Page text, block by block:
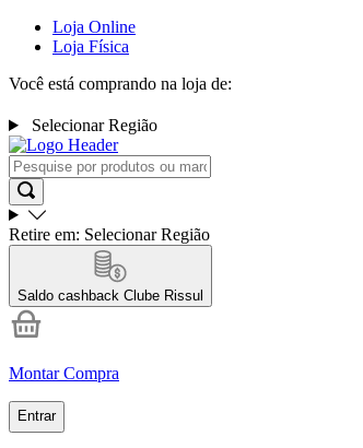
Loja Online
Loja Física
Você está comprando na loja de:
Selecionar Região
Retire em: Selecionar Região
Saldo cashback Clube Rissul
Montar Compra
Entrar